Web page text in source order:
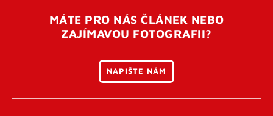
otevření tohoto odkazu se váš účet ověří a můžete se
přihlásit. Nezapomeňte zkontrolovat složku SPAM ve
MÁTE PRO NÁS ČLÁNEK NEBO
ZAJÍMAVOU FOTOGRAFII?
NAPIŠTE NÁM